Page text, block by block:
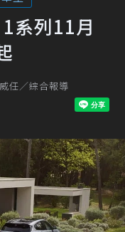
系列11月
任／綜合報導